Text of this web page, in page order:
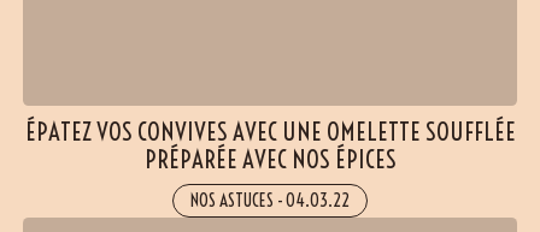
ÉPATEZ VOS CONVIVES AVEC UNE OMELETTE SOUFFLÉE
PRÉPARÉE AVEC NOS ÉPICES
NOS ASTUCES -04.03.22